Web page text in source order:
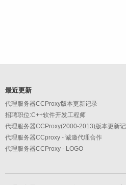
最近更新
代理服务器CCProxy版本更新记录
招聘职位:C++软件开发工程师
代理服务器CCProxy(2000-2013)版本更新
代理服务器CCproxy - 诚邀代理合作
代理服务器CCProxy - LOGO